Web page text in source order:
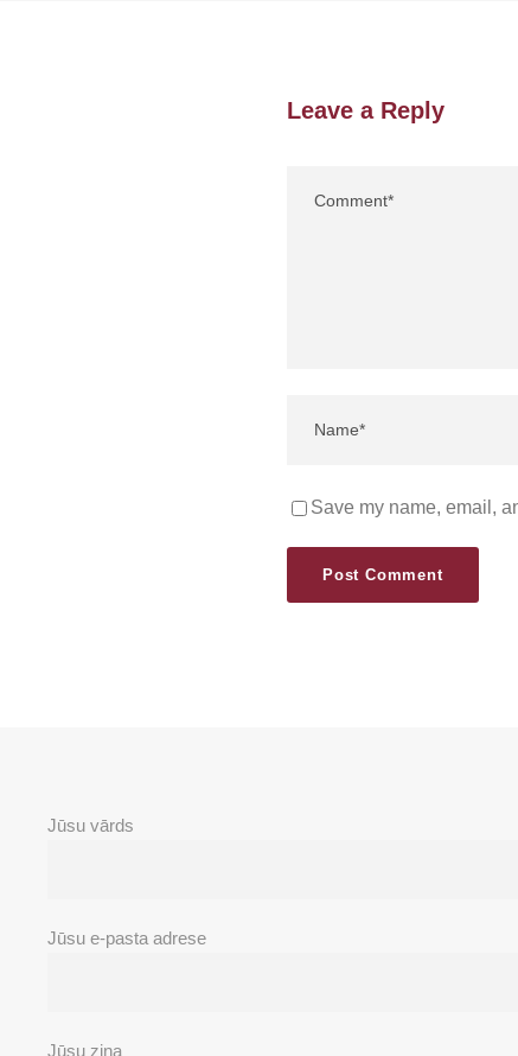
Leave a Reply
Save my name, email,
Jūsu vārds
Jūsu e-pasta adrese
Jūsu ziņa